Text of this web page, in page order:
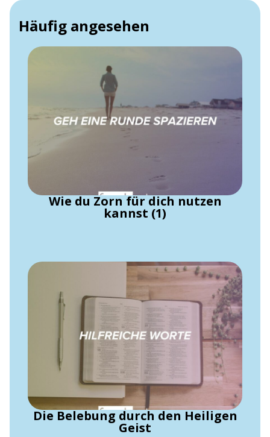
Häufig angesehen
Wie du Zorn für dich nutzen
kannst (1)
Die Belebung durch den Heiligen
Geist